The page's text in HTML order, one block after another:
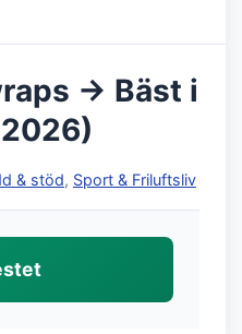
→ Bäst i
& stöd, Sport & Friluftsliv